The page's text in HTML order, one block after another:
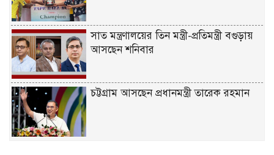
সাত মন্ত্রণালয়ের তিন মন্ত্রী-প্রতিমন্ত্রী বগুড়ায়
আসছেন শনিবার
চট্টগ্রাম আসছেন প্রধানমন্ত্রী তারেক রহমান